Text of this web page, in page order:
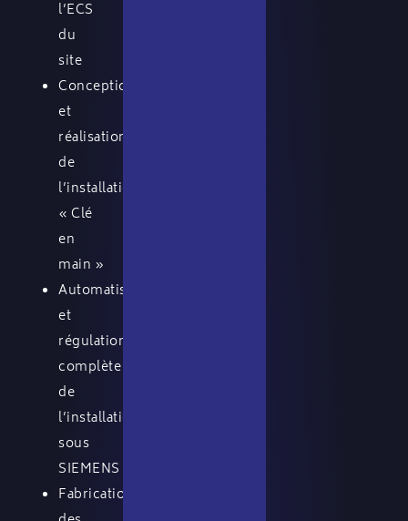
l’ECS
du
site
Conception
et
réalisation
de
l’installation
« Clé
en
main »
Automatisation
et
régulation
complète
de
l’installation
sous
SIEMENS
Fabrication